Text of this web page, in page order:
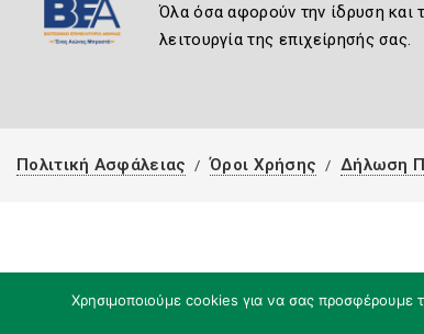
Όλα όσα αφορούν την ίδρυση και
λειτουργία της επιχείρησής σας.
Πολιτική Ασφάλειας Όροι Χρήσης Δήλωση
Χρησιμοποιούμε cookies για να σας προσφέρουμε